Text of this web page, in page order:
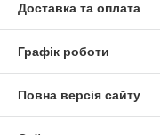
Доставка та оплата
Графік роботи
Повна версія сайту